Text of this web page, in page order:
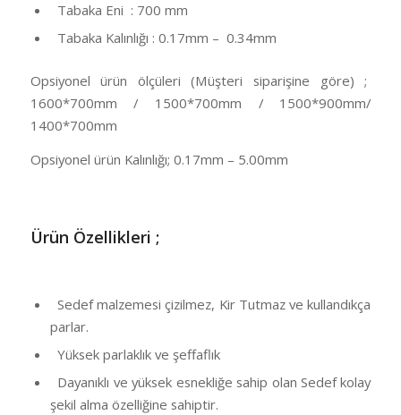
Tabaka Eni : 700 mm
Tabaka Kalınlığı : 0.17mm – 0.34mm
Opsiyonel ürün ölçüleri (Müşteri siparişine göre) ;
1600*700mm / 1500*700mm / 1500*900mm/
1400*700mm
Opsiyonel ürün Kalınlığı; 0.17mm – 5.00mm
Ürün Özellikleri ;
Sedef malzemesi çizilmez, Kir Tutmaz ve kullandıkça
parlar.
Yüksek parlaklık ve şeffaflık
Dayanıklı ve yüksek esnekliğe sahip olan Sedef kolay
şekil alma özelliğine sahiptir.